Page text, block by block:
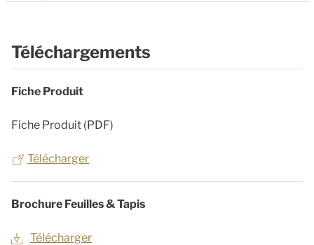
Téléchargements
Fiche Produit
Fiche Produit (PDF)
Télécharger
Brochure Feuilles & Tapis
Télécharger